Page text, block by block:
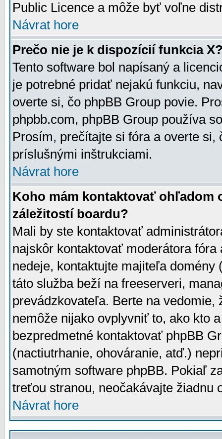
Public Licence a môže byť voľne
Návrat hore
Prečo nie je k dispozícií funkcia
Tento software bol napísaný a
je potrebné pridať nejakú funkciu,
overte si, čo phpBB Group povie.
phpbb.com, phpBB Group používa
Prosím, prečítajte si fóra a overte
príslušnými inštrukciami.
Návrat hore
Koho mám kontaktovať ohľadom
záležitostí boardu?
Mali by ste kontaktovať
najskôr kontaktovať moderátora
nedeje, kontaktujte majiteľa
táto služba beží na freeserveri,
prevádzkovateľa. Berte na vedomie,
nemôže nijako ovplyvniť to, ako kto
bezpredmetné kontaktovať phpBB
(nactiutrhanie, ohováranie, atď.)
samotným software phpBB. Pokiaľ
treťou stranou, neočakávajte žiadnu
Návrat hore